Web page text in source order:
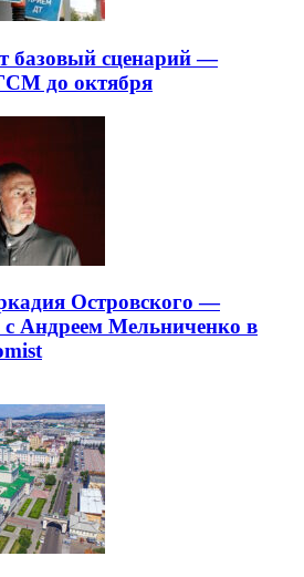
базовый сценарий —
до октября
Островского —
Андреем Мельниченко в